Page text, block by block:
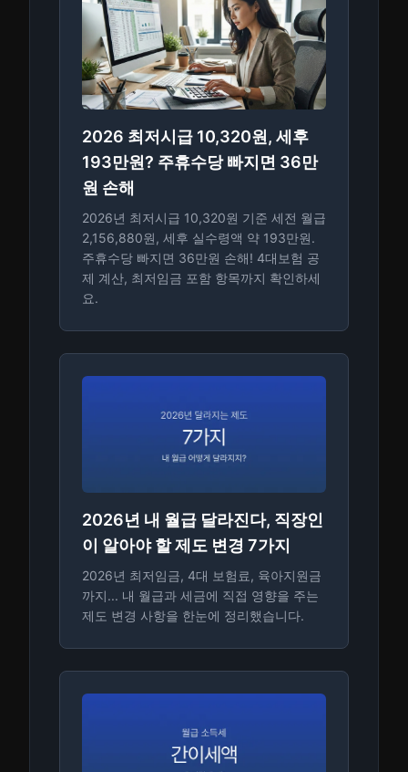
2026 최저시급 10,320원, 세후
193만원? 주휴수당 빠지면 36만
원 손해
2026년 최저시급 10,320원 기준 세전 월급
2,156,880원, 세후 실수령액 약 193만원.
주휴수당 빠지면 36만원 손해! 4대보험 공
제 계산, 최저임금 포함 항목까지 확인하세
요.
2026년 내 월급 달라진다, 직장인
이 알아야 할 제도 변경 7가지
2026년 최저임금, 4대 보험료, 육아지원금
까지... 내 월급과 세금에 직접 영향을 주는
제도 변경 사항을 한눈에 정리했습니다.